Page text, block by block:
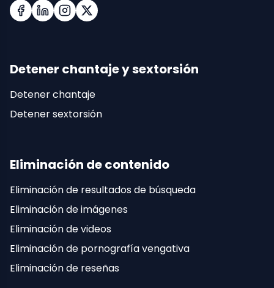
Facebook
LinkedInInstagramX (Twitter)
Detener chantaje y sextorsión
Detener chantaje
Detener sextorsión
Eliminación de contenido
Eliminación de resultados de búsqueda
Eliminación de imágenes
Eliminación de videos
Eliminación de pornografía vengativa
Eliminación de reseñas